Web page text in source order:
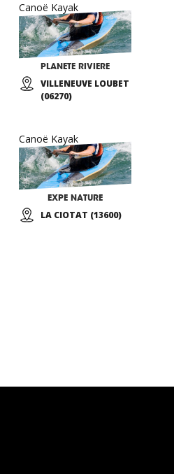
Canoë Kayak
PLANETE RIVIERE
VILLENEUVE LOUBET
(06270)
Canoë Kayak
EXPE NATURE
LA CIOTAT (13600)